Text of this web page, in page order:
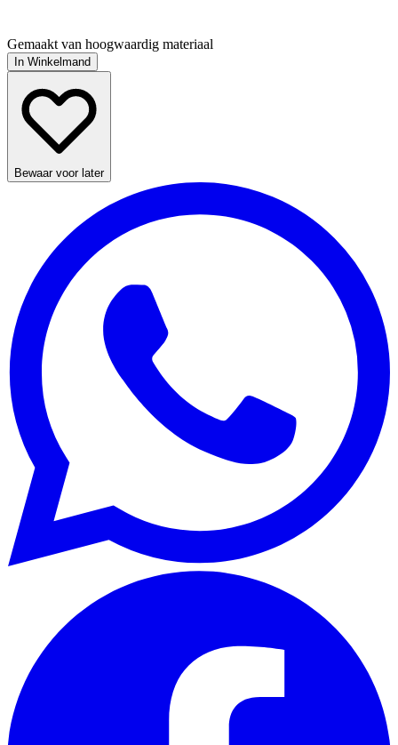
Gemaakt van hoogwaardig materiaal
In Winkelmand
Bewaar voor later